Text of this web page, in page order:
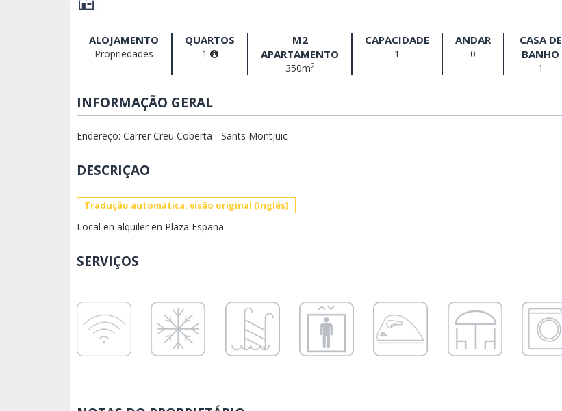
ALOJAMENTO
Propriedades
QUARTOS
1
M2
APARTAMENTO
350m2
CAPACIDADE
1
ANDAR
0
CASA DE
BANHO
1
INFORMAÇÃO GERAL
Endereço: Carrer Creu Coberta - Sants Montjuic
DESCRIÇAO
Tradução automática: visão original (Inglês)
Local en alquiler en Plaza España
SERVIÇOS